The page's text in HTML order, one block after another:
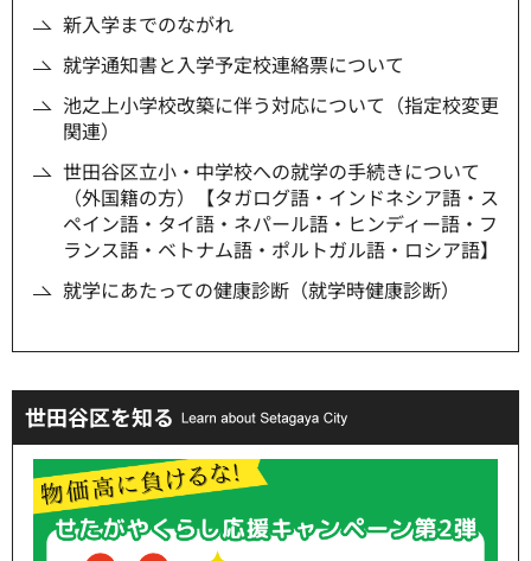
新入学までのながれ
就学通知書と入学予定校連絡票について
池之上小学校改築に伴う対応について（指定校変更
関連）
世田谷区立小・中学校への就学の手続きについて
（外国籍の方）【タガログ語・インドネシア語・ス
ペイン語・タイ語・ネパール語・ヒンディー語・フ
ランス語・ベトナム語・ポルトガル語・ロシア語】
就学にあたっての健康診断（就学時健康診断）
世田谷区を知る